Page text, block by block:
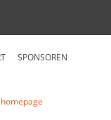
SPONSOREN